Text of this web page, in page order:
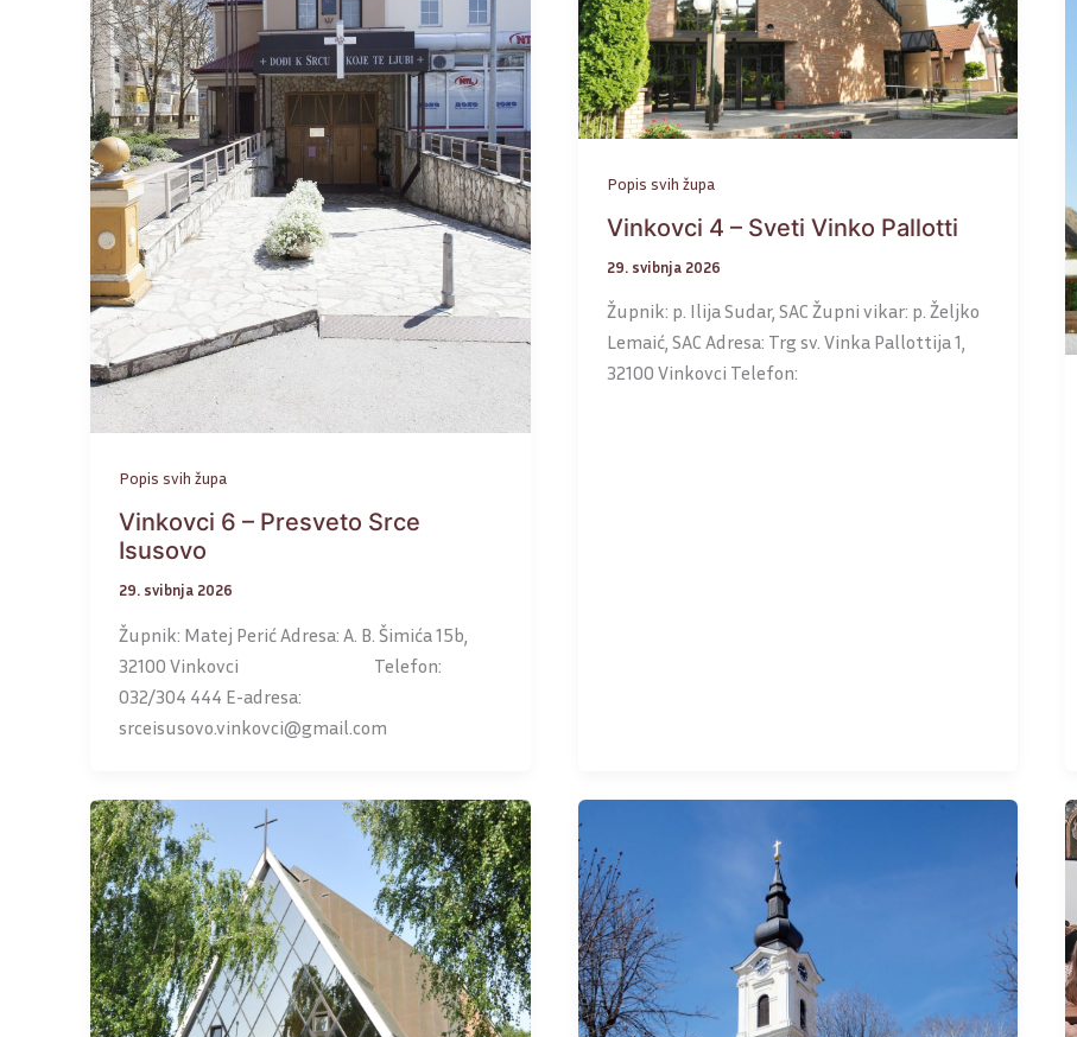
Popis svih župa
Vinkovci 6 – Presveto Srce
Isusovo
29. svibnja 2026
Župnik: Matej Perić Adresa: A. B. Šimića 15b,
32100 Vinkovci Telefon:
032/304 444 E-adresa:
srceisusovo.vinkovci@gmail.com
Popis svih župa
Vinkovci 4 – Sveti Vinko Pallotti
29. svibnja 2026
Župnik: p. Ilija Sudar, SAC Župni vikar: p. Željko
Lemaić, SAC Adresa: Trg sv. Vinka Pallottija 1,
32100 Vinkovci Telefon: